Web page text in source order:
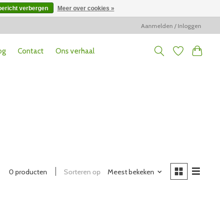
Aanmelden / Inloggen
Contact Ons verhaal
0 producten Sorteren op Meest bekeken
verbergen Meer over cookies »